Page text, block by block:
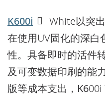
K600i
White以突
在使用UV固化的深白
性。具备即时的活件
及可变数据印刷的能
版等成本支出， K600i